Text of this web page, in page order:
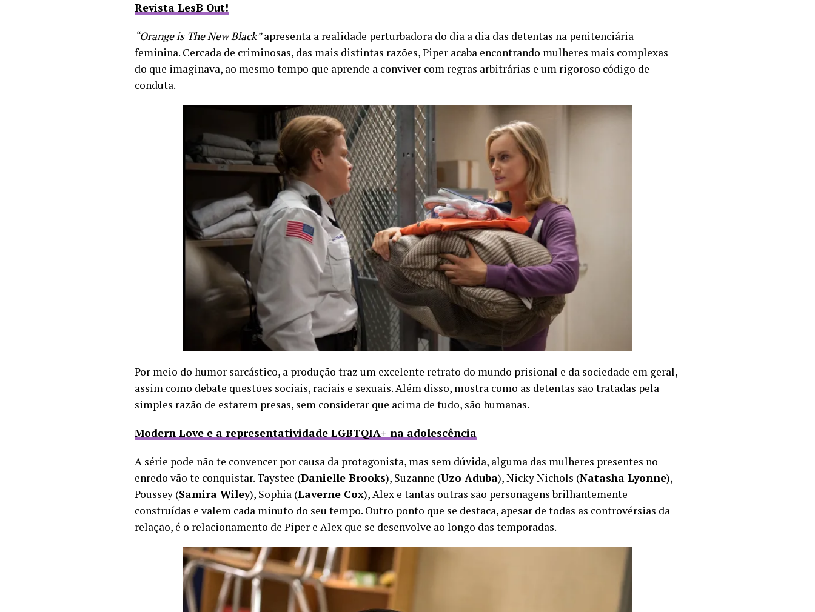
Revista LesB Out!
“Orange is The New Black”apresenta a realidade perturbadora do dia a dia das detentas na penitenciária
feminina. Cercada de criminosas, das mais distintas razões, Piper acaba encontrando mulheres mais complexas
do que imaginava, ao mesmo tempo que aprende a conviver com regras arbitrárias e um rigoroso código de
conduta.
Por meio do humor sarcástico, a produção traz um excelente retrato do mundo prisional e da sociedade em geral,
assim como debate questões sociais, raciais e sexuais. Além disso, mostra como as detentas são tratadas pela
simples razão de estarem presas, sem considerar que acima de tudo, são humanas.
Modern Love e a representatividade LGBTQIA+ na adolescência
A série pode não te convencer por causa da protagonista, mas sem dúvida, alguma das mulheres presentes no
enredo vão te conquistar. Taystee (Danielle Brooks), Suzanne (Uzo Aduba), Nicky Nichols (Natasha Lyonne),
Poussey (Samira Wiley), Sophia (Laverne Cox), Alex e tantas outras são personagens brilhantemente
construídas e valem cada minuto do seu tempo. Outro ponto que se destaca, apesar de todas as controvérsias da
relação, é o relacionamento de Piper e Alex que se desenvolve ao longo das temporadas.